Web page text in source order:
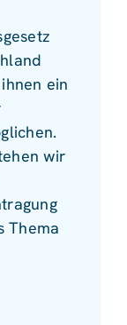
ein
wir
Thema